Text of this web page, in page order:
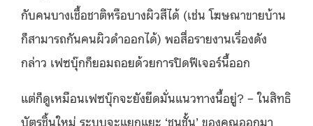
กับคนบางเชื้อชาติหรือบางผิวสีได้ (เช่น โฆษณาขายบ้าน
ก็สามารถกันคนผิวดำออกได้) พอสื่อรายงานเรื่องดัง
กล่าว เฟซบุ๊กก็ยอมถอยด้วยการปิดฟีเจอร์นี้ออก
แต่ก็ดูเหมือนเฟซบุ๊กจะยังยึดมั่นแนวทางนี้อยู่? – ในสิทธิ
บัตรชิ้นใหม่ ระบบจะแยกแยะ ‘ชนชั้น’ ของคุณออกมา